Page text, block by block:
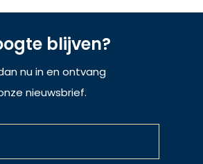
blijven?
nu in en ontvang
nieuwsbrief.